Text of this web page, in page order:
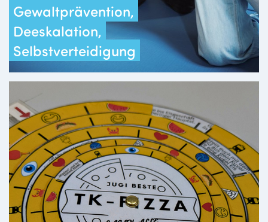
Gewaltprävention,
Deeskalation,
Selbstverteidigung